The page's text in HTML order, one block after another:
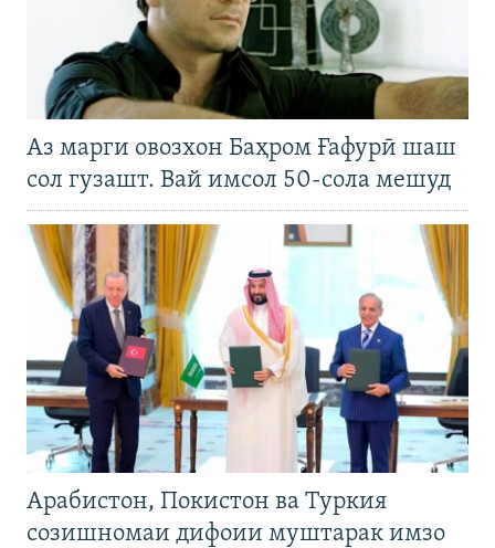
Аз марги овозхон Баҳром Ғафурӣ шаш
сол гузашт. Вай имсол 50-сола мешуд
Арабистон, Покистон ва Туркия
созишномаи дифоии муштарак имзо